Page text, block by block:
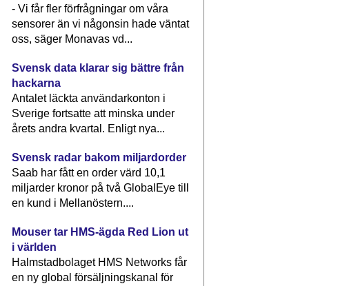
- Vi får fler förfrågningar om våra
sensorer än vi någonsin hade väntat
oss, säger Monavas vd...
Svensk data klarar sig bättre från
hackarna
Antalet läckta användarkonton i
Sverige fortsatte att minska under
årets andra kvartal. Enligt nya...
Svensk radar bakom miljardorder
Saab har fått en order värd 10,1
miljarder kronor på två GlobalEye till
en kund i Mellanöstern....
Mouser tar HMS-ägda Red Lion ut
i världen
Halmstadbolaget HMS Networks får
en ny global försäljningskanal för